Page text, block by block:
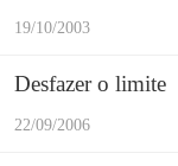
19/10/2003
Desfazer o limite
22/09/2006